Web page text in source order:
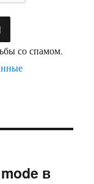
со спамом.
в